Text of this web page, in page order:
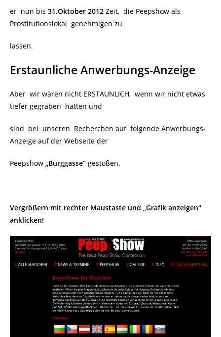
er nun bis 31.Oktober 2012 Zeit, die Peepshow als
Prostitutionslokal genehmigen zu
lassen.
Erstaunliche Anwerbungs-Anzeige
Aber wir wären nicht ERSTAUNLICH, wenn wir nicht etwas
tiefer gegraben hätten und
sind bei unseren Recherchen auf folgende Anwerbungs-
Anzeige auf der Webseite der
Peepshow „Burggasse“ gestoßen.
Vergrößern mit rechter Maustaste und „Grafik anzeigen“
anklicken!